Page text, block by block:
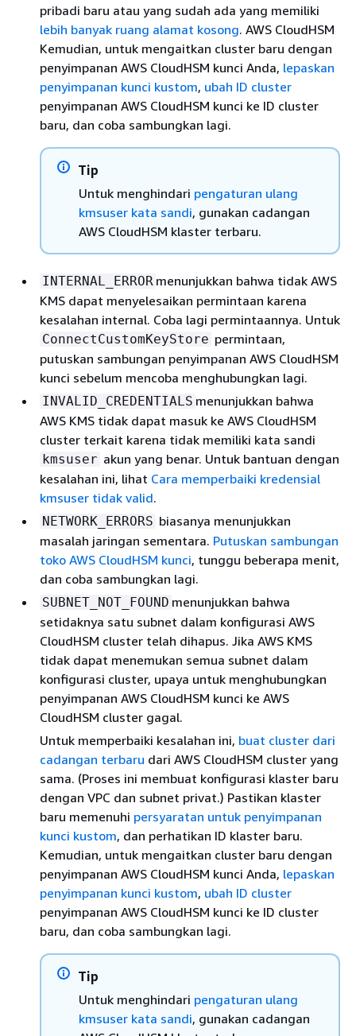
pribadi baru atau yang sudah ada yang memiliki
lebih banyak ruang alamat kosong. AWS CloudHSM
Kemudian, untuk mengaitkan cluster baru dengan
penyimpanan AWS CloudHSM kunci Anda, lepaskan
penyimpanan kunci kustom, ubah ID cluster
penyimpanan AWS CloudHSM kunci ke ID cluster
baru, dan coba sambungkan lagi.
Tip
Untuk menghindari pengaturan ulang
kmsuser kata sandi, gunakan cadangan
AWS CloudHSM klaster terbaru.
INTERNAL_ERROR menunjukkan bahwa tidak AWS
KMS dapat menyelesaikan permintaan karena
kesalahan internal. Coba lagi permintaannya. Untuk
ConnectCustomKeyStore permintaan,
putuskan sambungan penyimpanan AWS CloudHSM
kunci sebelum mencoba menghubungkan lagi.
INVALID_CREDENTIALS menunjukkan bahwa
AWS KMS tidak dapat masuk ke AWS CloudHSM
cluster terkait karena tidak memiliki kata sandi
kmsuser akun yang benar. Untuk bantuan dengan
kesalahan ini, lihat Cara memperbaiki kredensial
kmsuser tidak valid.
NETWORK_ERRORS biasanya menunjukkan
masalah jaringan sementara. Putuskan sambungan
toko AWS CloudHSM kunci, tunggu beberapa menit,
dan coba sambungkan lagi.
SUBNET_NOT_FOUND menunjukkan bahwa
setidaknya satu subnet dalam konfigurasi AWS
CloudHSM cluster telah dihapus. Jika AWS KMS
tidak dapat menemukan semua subnet dalam
konfigurasi cluster, upaya untuk menghubungkan
penyimpanan AWS CloudHSM kunci ke AWS
CloudHSM cluster gagal.
Untuk memperbaiki kesalahan ini, buat cluster dari
cadangan terbaru dari AWS CloudHSM cluster yang
sama. (Proses ini membuat konfigurasi klaster baru
dengan VPC dan subnet privat.) Pastikan klaster
baru memenuhi persyaratan untuk penyimpanan
kunci kustom, dan perhatikan ID klaster baru.
Kemudian, untuk mengaitkan cluster baru dengan
penyimpanan AWS CloudHSM kunci Anda, lepaskan
penyimpanan kunci kustom, ubah ID cluster
penyimpanan AWS CloudHSM kunci ke ID cluster
baru, dan coba sambungkan lagi.
Tip
Untuk menghindari pengaturan ulang
kmsuser kata sandi, gunakan cadangan